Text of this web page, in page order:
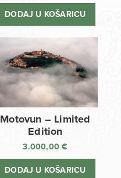
DODAJ U KOŠARICU
Motovun – Limited
Edition
3.000,00€
DODAJ U KOŠARICU